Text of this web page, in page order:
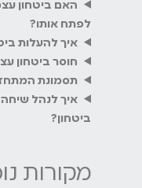
האם ביטחון
לפתח אותו?
איך להעלות
חוסר ביטחון
תסמונת
איך לנהל
ביטחון?
מקורות